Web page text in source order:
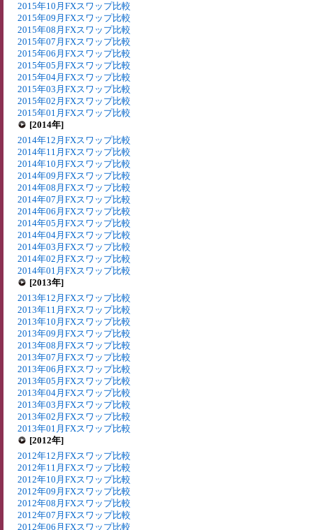
2015年10月FXスワップ比較
2015年09月FXスワップ比較
2015年08月FXスワップ比較
2015年07月FXスワップ比較
2015年06月FXスワップ比較
2015年05月FXスワップ比較
2015年04月FXスワップ比較
2015年03月FXスワップ比較
2015年02月FXスワップ比較
2015年01月FXスワップ比較
[2014年]
2014年12月FXスワップ比較
2014年11月FXスワップ比較
2014年10月FXスワップ比較
2014年09月FXスワップ比較
2014年08月FXスワップ比較
2014年07月FXスワップ比較
2014年06月FXスワップ比較
2014年05月FXスワップ比較
2014年04月FXスワップ比較
2014年03月FXスワップ比較
2014年02月FXスワップ比較
2014年01月FXスワップ比較
[2013年]
2013年12月FXスワップ比較
2013年11月FXスワップ比較
2013年10月FXスワップ比較
2013年09月FXスワップ比較
2013年08月FXスワップ比較
2013年07月FXスワップ比較
2013年06月FXスワップ比較
2013年05月FXスワップ比較
2013年04月FXスワップ比較
2013年03月FXスワップ比較
2013年02月FXスワップ比較
2013年01月FXスワップ比較
[2012年]
2012年12月FXスワップ比較
2012年11月FXスワップ比較
2012年10月FXスワップ比較
2012年09月FXスワップ比較
2012年08月FXスワップ比較
2012年07月FXスワップ比較
2012年06月FXスワップ比較